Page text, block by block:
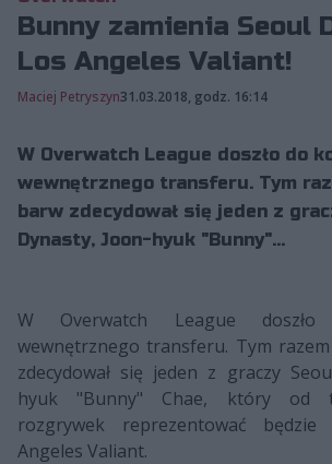
Bunny zamienia Seoul
Los Angeles Valiant!
Maciej Petryszyn31.03.2018, godz. 16:14
W Overwatch League doszło do
wewnętrznego transferu. Tym
barw zdecydował się jeden z
Dynasty, Joon-hyuk "Bunny"...
W Overwatch League
wewnętrznego transferu. Tym
zdecydował się jeden z graczy
hyuk "Bunny" Chae, który od
rozgrywek reprezentować
Angeles Valiant.